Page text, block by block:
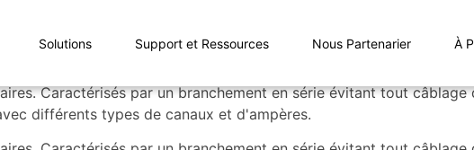
Solutions Support et Ressources Nous Partenarier À
Caractérisés par un branchement en série évitant tout
différents types de canaux et d'ampères.